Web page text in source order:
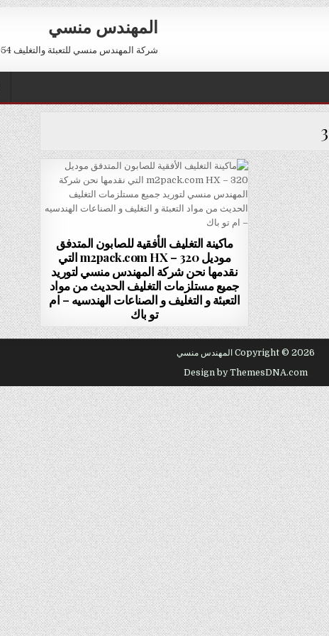
المهندس منسي
شركة المهندس منسي للتعبئة والتغليف 01211116954 – 01211116956 – 01211116958
ماكينة التغليف الأفقية للصابون المتدفق
موديل m2pack.com HX – 320 التي
نقدمها نحن شركة المهندس منسي لتوريد
جميع مستلزمات التغليف الحديث من مواد
التعبئة و التغليف و الصناعات الهندسيه – ام
تو باك
Copyright © 2026 المهندس منسي
Design by ThemesDNA.com